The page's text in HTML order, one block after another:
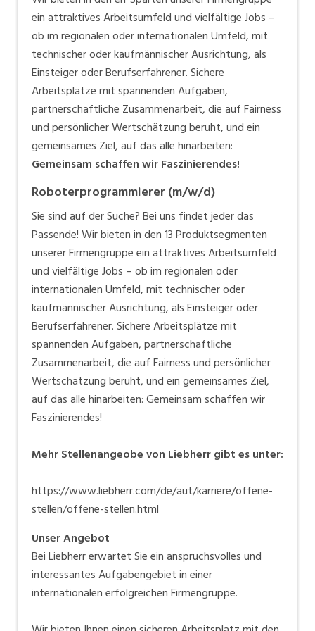
ein attraktives Arbeitsumfeld und vielfältige Jobs –
ob im regionalen oder internationalen Umfeld, mit
technischer oder kaufmännischer Ausrichtung, als
Einsteiger oder Berufserfahrener. Sichere
Arbeitsplätze mit spannenden Aufgaben,
partnerschaftliche Zusammenarbeit, die auf Fairness
und persönlicher Wertschätzung beruht, und ein
gemeinsames Ziel, auf das alle hinarbeiten:
Gemeinsam schaffen wir Faszinierendes!
Roboterprogrammierer (m/w/d)
Sie sind auf der Suche? Bei uns findet jeder das
Passende! Wir bieten in den 13 Produktsegmenten
unserer Firmengruppe ein attraktives Arbeitsumfeld
und vielfältige Jobs – ob im regionalen oder
internationalen Umfeld, mit technischer oder
kaufmännischer Ausrichtung, als Einsteiger oder
Berufserfahrener. Sichere Arbeitsplätze mit
spannenden Aufgaben, partnerschaftliche
Zusammenarbeit, die auf Fairness und persönlicher
Wertschätzung beruht, und ein gemeinsames Ziel,
auf das alle hinarbeiten: Gemeinsam schaffen wir
Faszinierendes!
Mehr Stellenangeobe von Liebherr gibt es unter:
https://www.liebherr.com/de/aut/karriere/offene-
stellen/offene-stellen.html
Unser Angebot
Bei Liebherr erwartet Sie ein anspruchsvolles und
interessantes Aufgabengebiet in einer
internationalen erfolgreichen Firmengruppe.